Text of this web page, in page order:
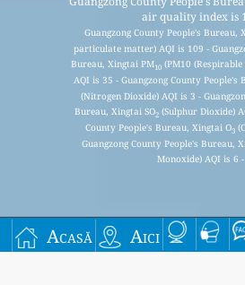
Acasă Aici
air quality index is
Guangzong County People's Bureau,
particulate matter) AQI is 109 -
Bureau, Xingtai PM10 (PM10
AQI is 35 - Guangzong County People's
(Nitrogen Dioxide) AQI is 3 -
Bureau, Xingtai SO2 (Sulphur Dioxide)
County People's Bureau, Xingtai O3
Guangzong County People's Bureau,
Monoxide) AQI is 6 -
Înscrieți-vă pentru lista
lunară gratuită și primiți notificări